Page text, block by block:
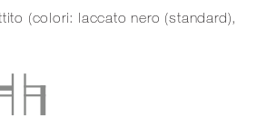
(colori: laccato nero (standard),